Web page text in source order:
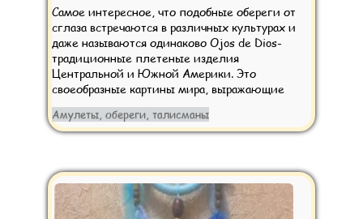
Самое интересное, что подобные обереги от
сглаза встречаются в различных культурах и
даже называются одинаково Ojos de Dios-
традиционные плетеные изделия
Центральной и Южной Америки. Это
своеобразные картины мира, выражающие
Амулеты, обереги, талисманы